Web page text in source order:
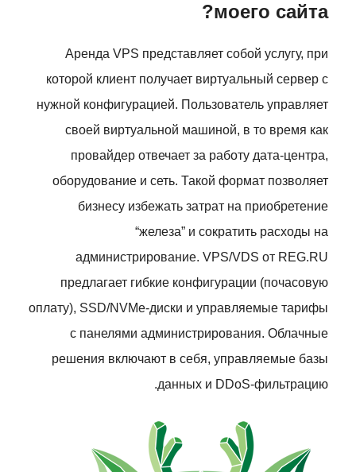
моего сайта?
Аренда VPS представляет собой услугу, при
которой клиент получает виртуальный сервер с
нужной конфигурацией. Пользователь управляет
своей виртуальной машиной, в то время как
провайдер отвечает за работу дата-центра,
оборудование и сеть. Такой формат позволяет
бизнесу избежать затрат на приобретение
“железа” и сократить расходы на
администрирование. VPS/VDS от REG.RU
предлагает гибкие конфигурации (почасовую
оплату), SSD/NVMe-диски и управляемые тарифы
с панелями администрирования. Облачные
решения включают в себя, управляемые базы
данных и DDoS-фильтрацию.